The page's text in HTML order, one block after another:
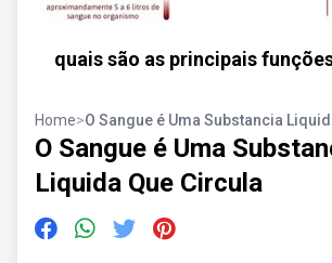
quais são as principais
Home>O Sangue é Uma Substancia
O Sangue é Uma
Liquida Que Circula